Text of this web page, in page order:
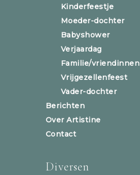
Kinderfeestje
Moeder-dochter
Babyshower
Verjaardag
Familie/vriendinnen
Vrijgezellenfeest
Vader-dochter
Berichten
Over Artistine
Contact
Diversen